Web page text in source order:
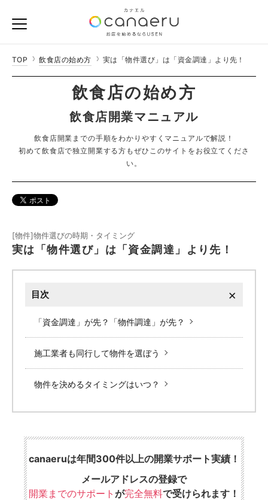
TOP 飲食店の始め方 実は「物件選び」は「資金調達」より先！
飲食店の始め方
飲食店開業マニュアル
飲食店開業までの手順をわかりやすくマニュアルで解説！
初めて飲食店で独立開業する方もぜひこのサイトをお役立てくださ
い。
[物件]物件選びの時期・タイミング
実は「物件選び」は「資金調達」より先！
目次 ×
「資金調達」が先？「物件調達」が先？
施工業者も同行して物件を選ぼう
物件を決めるタイミングはいつ？
canaeruは年間300件以上の開業サポート実績！
メールアドレスの登録で
開業までのサポート が完全無料で受けられます！